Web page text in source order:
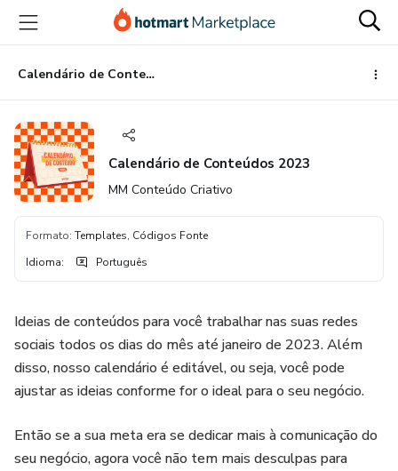
para
conteúdo
principal
para
pagamento
para
rodapé
Calendário de Conteúdos 2023
Calendário de Conteúdos 2023
MM Conteúdo Criativo
Formato: Templates, Códigos Fonte
Idioma: Português
Ideias de conteúdos para você trabalhar nas suas redes
sociais todos os dias do mês até janeiro de 2023. Além
disso, nosso calendário é editável, ou seja, você pode
ajustar as ideias conforme for o ideal para o seu negócio.
Então se a sua meta era se dedicar mais à comunicação do
seu negócio, agora você não tem mais desculpas para